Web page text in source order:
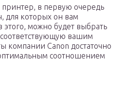
в первую очередь
для которых он вам
этого, можно будет выбрать
вашим
компании Canon достаточно
соотношением